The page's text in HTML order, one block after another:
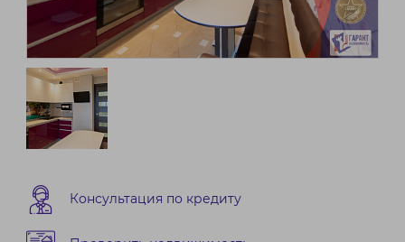
Консультация по кредиту